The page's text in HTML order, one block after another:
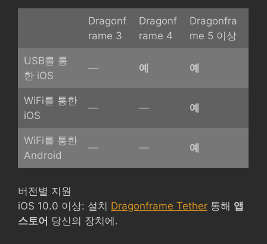
Dragonf
rame 3
Dragonf
rame 4
Dragonfra
me 5 이상
USB를 통
한 iOS
— 예 예
WiFi를 통한
iOS
— — 예
WiFi를 통한
Android
— — 예
버전별 지원
iOS 10.0 이상: 설치 Dragonframe Tether 통해 앱
스토어 당신의 장치에.